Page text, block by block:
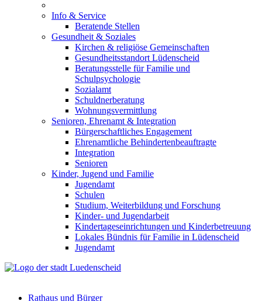
Info & Service
Beratende Stellen
Gesundheit & Soziales
Kirchen & religiöse Gemeinschaften
Gesundheitsstandort Lüdenscheid
Beratungsstelle für Familie und
Schulpsychologie
Sozialamt
Schuldnerberatung
Wohnungsvermittlung
Senioren, Ehrenamt & Integration
Bürgerschaftliches Engagement
Ehrenamtliche Behindertenbeauftragte
Integration
Senioren
Kinder, Jugend und Familie
Jugendamt
Schulen
Studium, Weiterbildung und Forschung
Kinder- und Jugendarbeit
Kindertageseinrichtungen und Kinderbetreuung
Lokales Bündnis für Familie in Lüdenscheid
Jugendamt
Rathaus und Bürger